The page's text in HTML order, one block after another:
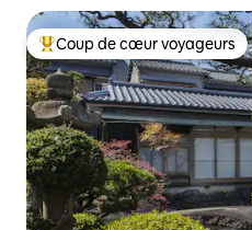
de la station Hankyu
séjours de longue durée
Coups de cœur voyageurs
Coup de cœur voyageurs